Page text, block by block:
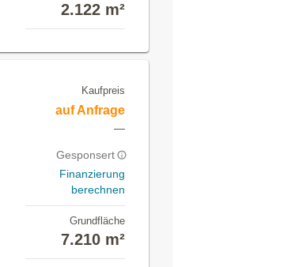
2.122 m²
Kaufpreis
auf Anfrage
—
Gesponsert
Finanzierung
berechnen
Grundfläche
7.210 m²